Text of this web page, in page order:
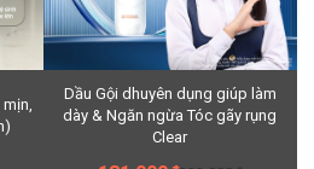
Dầu Gội dhuyên dụng giúp làm
dày & Ngăn ngừa Tóc gãy rụng
Clear